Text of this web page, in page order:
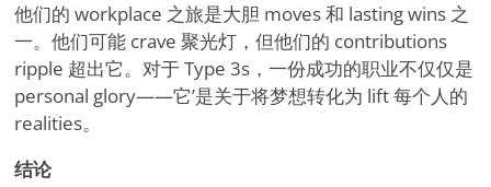
他们的 workplace 之旅是大胆 moves 和 lasting wins 之
一。他们可能 crave 聚光灯，但他们的 contributions
ripple 超出它。对于 Type 3s，一份成功的职业不仅仅是
personal glory——它’是关于将梦想转化为 lift 每个人的
realities。
结论